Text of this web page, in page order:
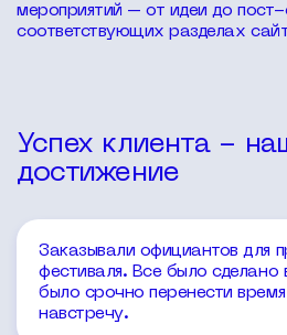
мероприятий – от идеи до
соответствующих разделах
Успех клиента -
достижение
Заказывали официантов для
фестиваля. Все было сделано
было срочно перенести
навстречу.